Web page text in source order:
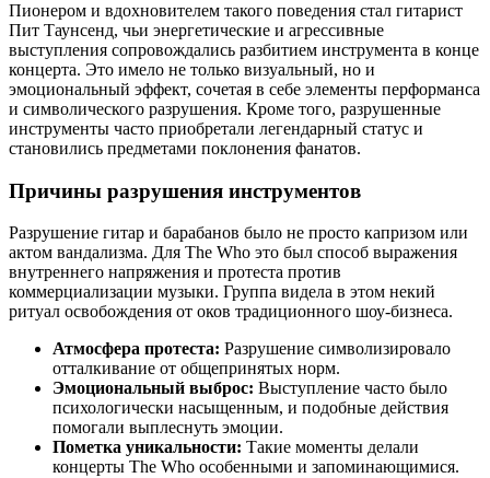
Пионером и вдохновителем такого поведения стал гитарист
Пит Таунсенд, чьи энергетические и агрессивные
выступления сопровождались разбитием инструмента в конце
концерта. Это имело не только визуальный, но и
эмоциональный эффект, сочетая в себе элементы перформанса
и символического разрушения. Кроме того, разрушенные
инструменты часто приобретали легендарный статус и
становились предметами поклонения фанатов.
Причины разрушения инструментов
Разрушение гитар и барабанов было не просто капризом или
актом вандализма. Для The Who это был способ выражения
внутреннего напряжения и протеста против
коммерциализации музыки. Группа видела в этом некий
ритуал освобождения от оков традиционного шоу-бизнеса.
Атмосфера протеста: Разрушение символизировало
отталкивание от общепринятых норм.
Эмоциональный выброс: Выступление часто было
психологически насыщенным, и подобные действия
помогали выплеснуть эмоции.
Пометка уникальности: Такие моменты делали
концерты The Who особенными и запоминающимися.